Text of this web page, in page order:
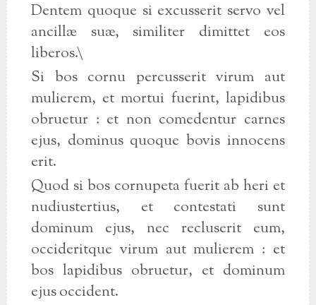
Dentem quoque si excusserit servo vel
ancillæ suæ, similiter dimittet eos
liberos.\
Si bos cornu percusserit virum aut
mulierem, et mortui fuerint, lapidibus
obruetur : et non comedentur carnes
ejus, dominus quoque bovis innocens
erit.
Quod si bos cornupeta fuerit ab heri et
nudiustertius, et contestati sunt
dominum ejus, nec recluserit eum,
occideritque virum aut mulierem : et
bos lapidibus obruetur, et dominum
ejus occident.